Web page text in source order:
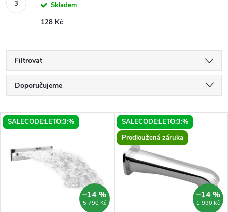
Skladem
128 Kč
Filtrovat
Ř
a
z
e
Doporučujeme
Nejdražší
Nejprodávanější
V
ý
SALECODE:LETO:3:%
5 790 Kč
–14 %
SALECODE:LETO:3:%
Prodloužená záruka
1 990 Kč
–14 %